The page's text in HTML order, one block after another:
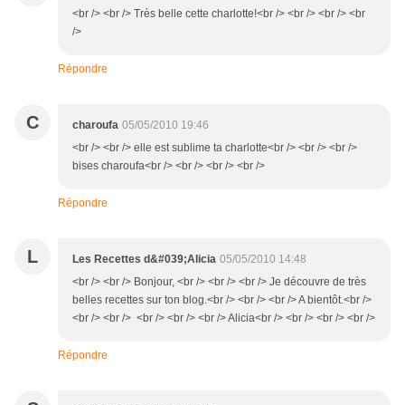
<br /> <br /> Très belle cette charlotte!<br /> <br /> <br /> <br
/>
Répondre
C charoufa 05/05/2010 19:46
<br /> <br /> elle est sublime ta charlotte<br /> <br /> <br />
bises charoufa<br /> <br /> <br /> <br />
Répondre
L Les Recettes d&#039;Alicia 05/05/2010 14:48
<br /> <br /> Bonjour, <br /> <br /> <br /> Je découvre de très
belles recettes sur ton blog.<br /> <br /> <br /> A bientôt.<br />
<br /> <br /> <br /> <br /> <br /> Alicia<br /> <br /> <br /> <br />
Répondre